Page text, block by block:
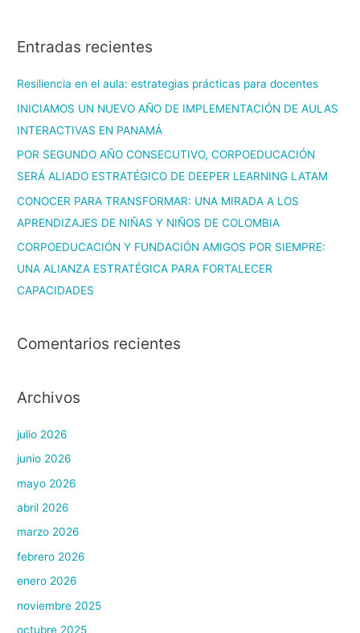
Entradas recientes
Resiliencia en el aula: estrategias prácticas para docentes
INICIAMOS UN NUEVO AÑO DE IMPLEMENTACIÓN DE AULAS
INTERACTIVAS EN PANAMÁ
POR SEGUNDO AÑO CONSECUTIVO, CORPOEDUCACIÓN
SERÁ ALIADO ESTRATÉGICO DE DEEPER LEARNING LATAM
CONOCER PARA TRANSFORMAR: UNA MIRADA A LOS
APRENDIZAJES DE NIÑAS Y NIÑOS DE COLOMBIA
CORPOEDUCACIÓN Y FUNDACIÓN AMIGOS POR SIEMPRE:
UNA ALIANZA ESTRATÉGICA PARA FORTALECER
CAPACIDADES
Comentarios recientes
Archivos
julio 2026
junio 2026
mayo 2026
abril 2026
marzo 2026
febrero 2026
enero 2026
noviembre 2025
octubre 2025